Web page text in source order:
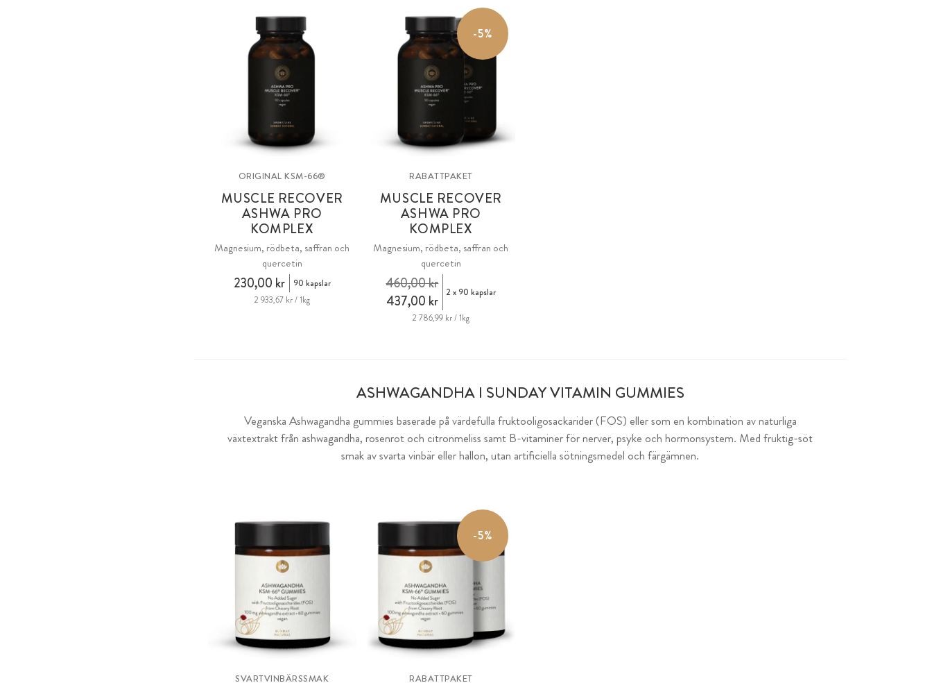
ORIGINAL KSM-66®
MUSCLE RECOVER
ASHWA PRO
KOMPLEX
Magnesium, rödbeta, saffran och
quercetin
230,00 kr
90 kapslar
2 933,67 kr / 1kg
-5%
RABATTPAKET
MUSCLE RECOVER
ASHWA PRO
KOMPLEX
Magnesium, rödbeta, saffran och
quercetin
437,00 kr
460,00 kr 2 x 90 kapslar
2 786,99 kr / 1kg
ASHWAGANDHA I SUNDAY VITAMIN GUMMIES
Veganska Ashwagandha gummies baserade på värdefulla fruktooligosackarider (FOS) eller som en kombination av naturliga
växtextrakt från ashwagandha, rosenrot och citronmeliss samt B-vitaminer för nerver, psyke och hormonsystem. Med fruktig-söt
smak av svarta vinbär eller hallon, utan artificiella sötningsmedel och färgämnen.
SVARTVINBÄRSSMAK
-5%
RABATTPAKET